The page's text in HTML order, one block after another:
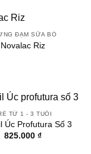
ĐẠM SỮA BÒ
Novalac Riz
TỪ 1 - 3 TUỔI
Úc Profutura Số 3
825.000 ₫